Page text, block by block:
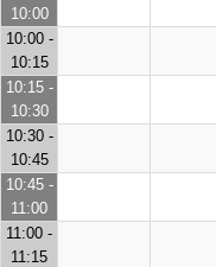
10:00
10:00 -
10:15
10:15 -
10:30
10:30 -
10:45
10:45 -
11:00
11:00 -
11:15